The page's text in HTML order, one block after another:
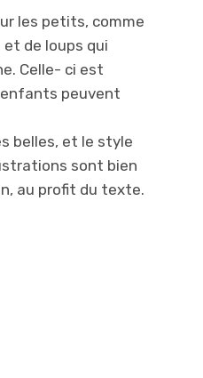
les petits, comme
de loups qui
Celle- ci est
peuvent
belles, et le style
sont bien
au profit du texte.